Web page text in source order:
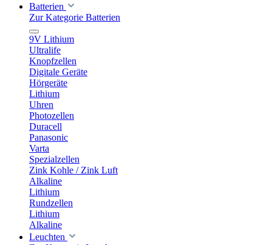
Batterien
Zur Kategorie Batterien
9V Lithium
Ultralife
Knopfzellen
Digitale Geräte
Hörgeräte
Lithium
Uhren
Photozellen
Duracell
Panasonic
Varta
Spezialzellen
Zink Kohle / Zink Luft
Alkaline
Lithium
Rundzellen
Lithium
Alkaline
Leuchten